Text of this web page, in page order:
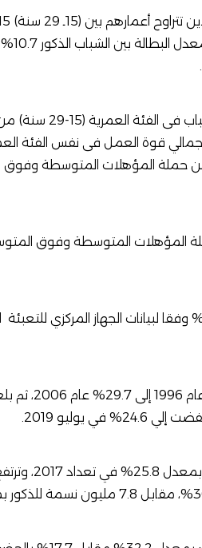
وبحسب بيان
للذكور من حملة المؤهلات
من حملة المؤهلات المتوسطة
الجهاز المركزي للتعبئة
يوليو 2019.
وبلغ عدد